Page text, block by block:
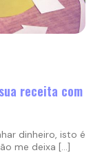
receita com
dinheiro, isto é
me deixa […]